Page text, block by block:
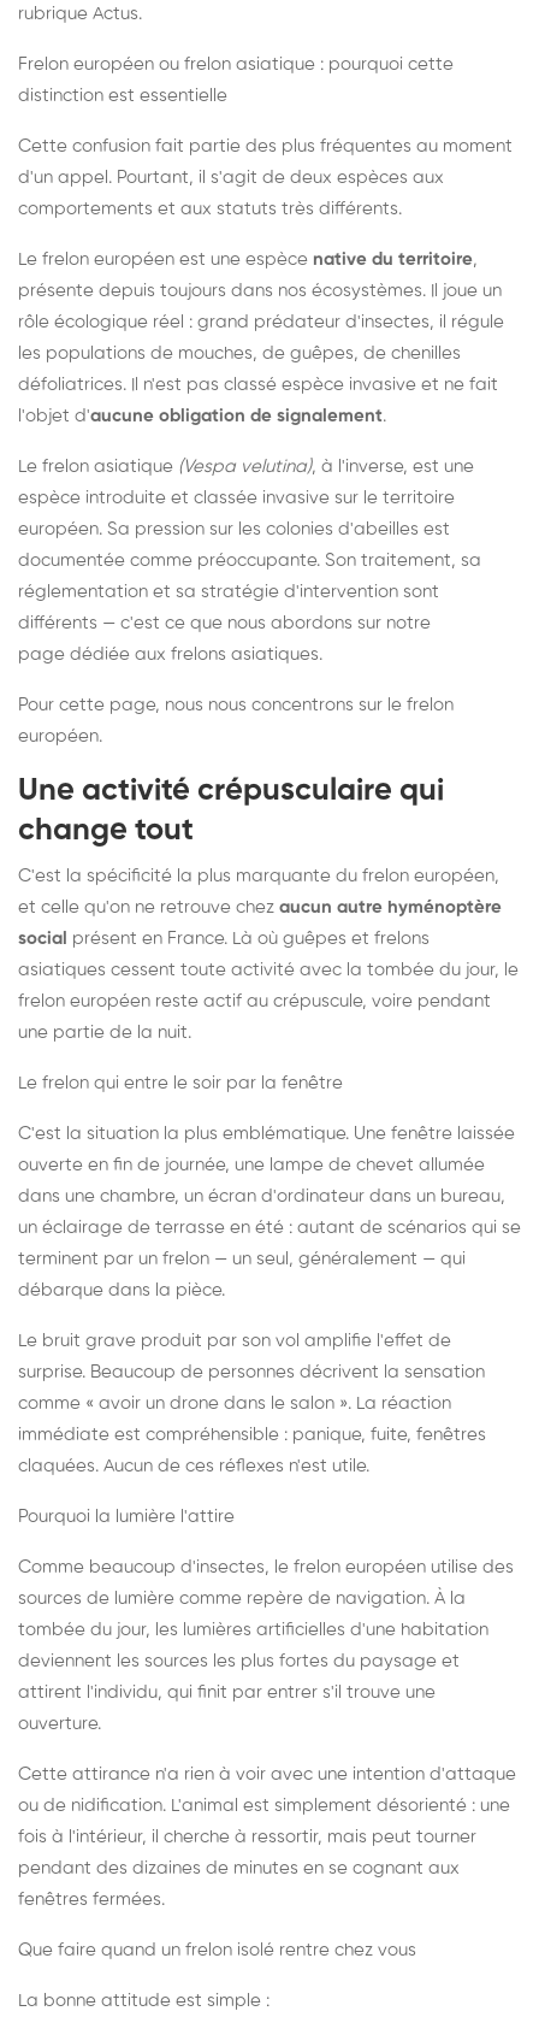
rubrique Actus.
Frelon européen ou frelon asiatique : pourquoi cette
distinction est essentielle
Cette confusion fait partie des plus fréquentes au moment
d'un appel. Pourtant, il s'agit de deux espèces aux
comportements et aux statuts très différents.
Le frelon européen est une espèce native du territoire,
présente depuis toujours dans nos écosystèmes. Il joue un
rôle écologique réel : grand prédateur d'insectes, il régule
les populations de mouches, de guêpes, de chenilles
défoliatrices. Il n'est pas classé espèce invasive et ne fait
l'objet d'aucune obligation de signalement.
Le frelon asiatique (Vespa velutina), à l'inverse, est une
espèce introduite et classée invasive sur le territoire
européen. Sa pression sur les colonies d'abeilles est
documentée comme préoccupante. Son traitement, sa
réglementation et sa stratégie d'intervention sont
différents — c'est ce que nous abordons sur notre
page dédiée aux frelons asiatiques.
Pour cette page, nous nous concentrons sur le frelon
européen.
Une activité crépusculaire qui
change tout
C'est la spécificité la plus marquante du frelon européen,
et celle qu'on ne retrouve chez aucun autre hyménoptère
social présent en France. Là où guêpes et frelons
asiatiques cessent toute activité avec la tombée du jour, le
frelon européen reste actif au crépuscule, voire pendant
une partie de la nuit.
Le frelon qui entre le soir par la fenêtre
C'est la situation la plus emblématique. Une fenêtre laissée
ouverte en fin de journée, une lampe de chevet allumée
dans une chambre, un écran d'ordinateur dans un bureau,
un éclairage de terrasse en été : autant de scénarios qui se
terminent par un frelon — un seul, généralement — qui
débarque dans la pièce.
Le bruit grave produit par son vol amplifie l'effet de
surprise. Beaucoup de personnes décrivent la sensation
comme « avoir un drone dans le salon ». La réaction
immédiate est compréhensible : panique, fuite, fenêtres
claquées. Aucun de ces réflexes n'est utile.
Pourquoi la lumière l'attire
Comme beaucoup d'insectes, le frelon européen utilise des
sources de lumière comme repère de navigation. À la
tombée du jour, les lumières artificielles d'une habitation
deviennent les sources les plus fortes du paysage et
attirent l'individu, qui finit par entrer s'il trouve une
ouverture.
Cette attirance n'a rien à voir avec une intention d'attaque
ou de nidification. L'animal est simplement désorienté : une
fois à l'intérieur, il cherche à ressortir, mais peut tourner
pendant des dizaines de minutes en se cognant aux
fenêtres fermées.
Que faire quand un frelon isolé rentre chez vous
La bonne attitude est simple :